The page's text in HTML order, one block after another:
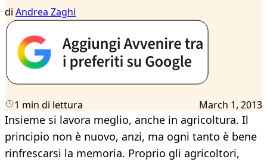
di Andrea Zaghi
1 min di lettura March 1, 2013
Insieme si lavora meglio, anche in agricoltura. Il
principio non è nuovo, anzi, ma ogni tanto è bene
rinfrescarsi la memoria. Proprio gli agricoltori,